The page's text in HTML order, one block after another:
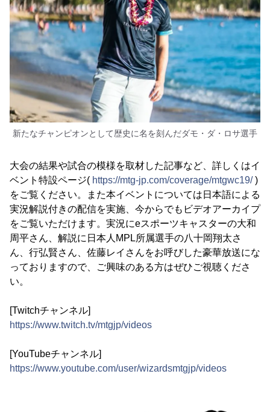
新たなチャンピオンとして歴史に名を刻んだダモ・ダ・ロサ選手
大会の結果や試合の模様を取材した記事など、詳しくはイ
ベント特設ページ( https://mtg-jp.com/coverage/mtgwc19/)
をご覧ください。また本イベントについては日本語による
実況解説付きの配信を実施、今からでもビデオアーカイプ
をご覧いただけます。実況にeスポーツキャスターの大和
周平さん、解説に日本人MPL所属選手の八十岡翔太さ
ん、行弘賢さん、佐藤レイさんをお呼びした豪華放送にな
っておりますので、ご興味のある方はぜひご視聴くださ
い。
[Twitchチャンネル]
https://www.twitch.tv/mtgjp/videos
[YouTubeチャンネル]
https://www.youtube.com/user/wizardsmtgjp/videos